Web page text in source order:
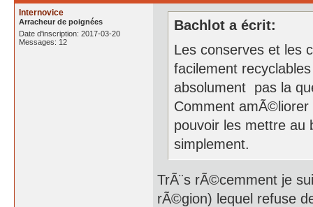
Internovice
Arracheur de poignées
Date d'inscription: 2017-03-20
Messages: 12
Bachlot a écrit:
Les conserves et les
facilement
absolument pas la
Comment
pouvoir les mettre au
simplement.
TrÃ¨s rÃ©cemment je
rÃ©gion) lequel refuse